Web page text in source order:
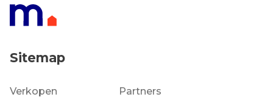
Sitemap
Verkopen Partners